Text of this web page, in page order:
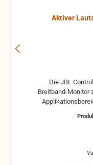
Aktiver
Breitband-Monitor
ist bei der JBL